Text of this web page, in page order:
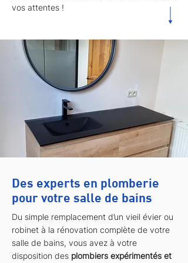
vos attentes !
Des experts en plomberie
pour votre salle de bains
Du simple remplacement d’un vieil évier ou
robinet à la rénovation complète de votre
salle de bains, vous avez à votre
disposition des plombiers expérimentés et